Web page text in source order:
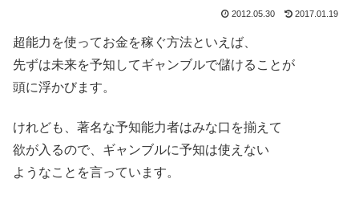
2012.05.30 2017.01.19
超能力を使ってお金を稼ぐ方法といえば、
先ずは未来を予知してギャンブルで儲けることが
頭に浮かびます。
けれども、著名な予知能力者はみな口を揃えて
欲が入るので、ギャンブルに予知は使えない
ようなことを言っています。